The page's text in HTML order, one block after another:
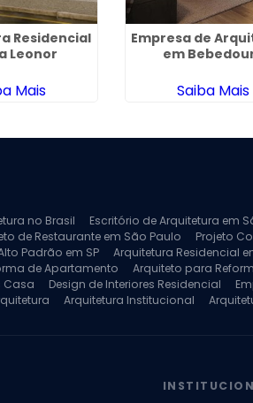
Residencial
Leonor
Mais
Empresa de
em
Saiba Mais
no Brasil
Escritório de Arquitetura em
de Restaurante em São Paulo
Projeto
Padrão em SP
Arquitetura Residencial
de Apartamento
Arquiteto para
Casa
Design de Interiores Residencial
Arquitetura Institucional